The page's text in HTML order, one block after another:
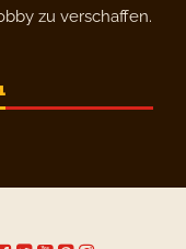
zu verschaffen.